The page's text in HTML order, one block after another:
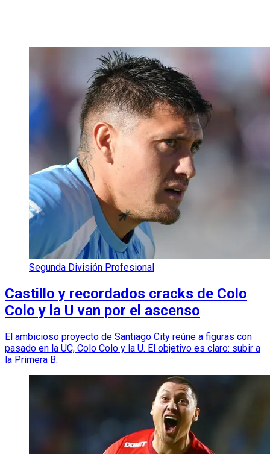
Segunda División Profesional
Castillo y recordados cracks de Colo
Colo y la U van por el ascenso
El ambicioso proyecto de Santiago City reúne a figuras con
pasado en la UC, Colo Colo y la U. El objetivo es claro: subir a
la Primera B.